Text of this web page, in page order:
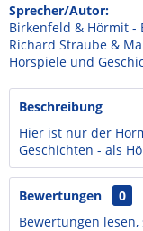
Sprecher/Autor:
Birkenfeld & Hörmit -
Richard Straube &
Hörspiele und
Beschreibung
Hier ist nur der
Geschichten - als
Bewertungen
0
Bewertungen